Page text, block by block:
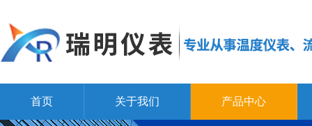
首页 关于我们 产品中心